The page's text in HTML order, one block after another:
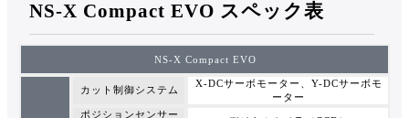
NS-X Compact EVO スペック表
NS-X Compact EVO
カット制御システム
X-DCサーボモーター、Y-DCサーボモ
ーター
ポジションセンサー